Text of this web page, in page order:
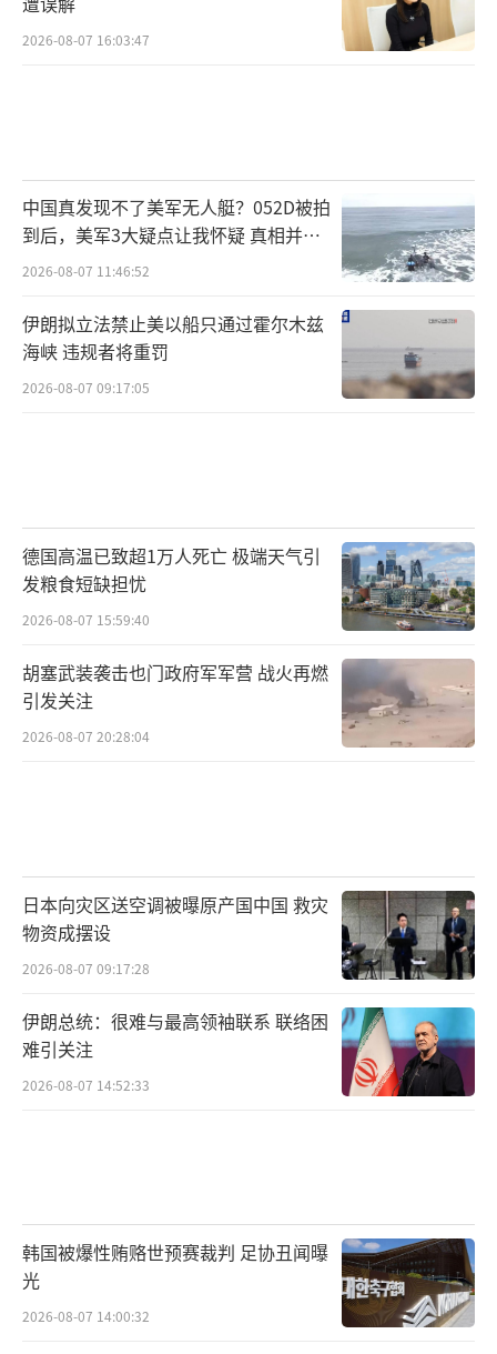
2026-08-07 16:03:47
中国真发现不了美军无人艇？052D被拍
到后，美军3大疑点让我怀疑 真相并非
如此
2026-08-07 11:46:52
伊朗拟立法禁止美以船只通过霍尔木兹
海峡 违规者将重罚
2026-08-07 09:17:05
德国高温已致超1万人死亡 极端天气引
发粮食短缺担忧
2026-08-07 15:59:40
胡塞武装袭击也门政府军军营 战火再燃
引发关注
2026-08-07 20:28:04
日本向灾区送空调被曝原产国中国 救灾
物资成摆设
2026-08-07 09:17:28
伊朗总统：很难与最高领袖联系 联络困
难引关注
2026-08-07 14:52:33
韩国被爆性贿赂世预赛裁判 足协丑闻曝
光
2026-08-07 14:00:32